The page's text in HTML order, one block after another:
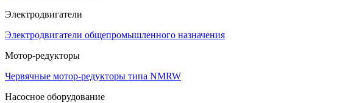
Электродвигатели
Электродвигатели общепромышленного назначения
Мотор-редукторы
Червячные мотор-редукторы типа NMRW
Насосное оборудование